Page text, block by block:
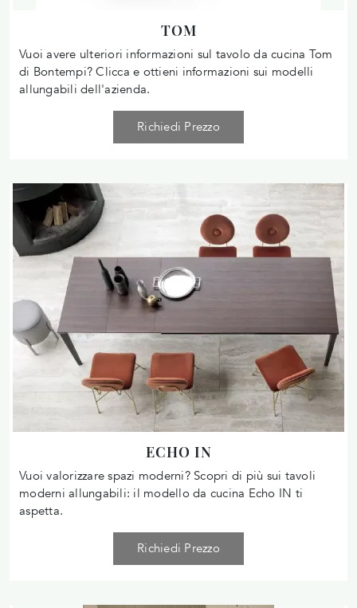
TOM
Vuoi avere ulteriori informazioni sul tavolo da cucina Tom
di Bontempi? Clicca e ottieni informazioni sui modelli
allungabili dell'azienda.
Richiedi Prezzo
ECHO IN
Vuoi valorizzare spazi moderni? Scopri di più sui tavoli
moderni allungabili: il modello da cucina Echo IN ti
aspetta.
Richiedi Prezzo